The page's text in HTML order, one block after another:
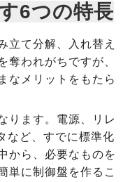
6つの特長
立て分解、入れ替え
奪われがちですが、
なメリットをもたら
ります。電源、リレ
など、すでに標準化
から、必要なものを
単に制御盤を作るこ